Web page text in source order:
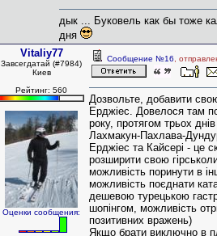
дык ... Буковель как бы тоже
дня
Vitaliy77
Завсегдатай (#7984)
Киев
Рейтинг: 560
Оценки сообщения:
Сообщение №16 ,
Дозвольте, добавити
Ерджіес. Довелося там
року, протягом трьох
Лахмакун-Пахлава-
Ерджіес та Кайсері - це
розширити свою
можливість поринути в
можливість поєднати
дешевою турецькою
шопінгом, можливість
позитивних вражень)
Якщо брати виключно в